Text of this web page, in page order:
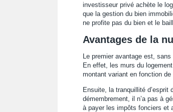
investisseur privé achète le
que la gestion du bien
ne profite pas du bien et le
Avantages de la
Le premier avantage est,
En effet, les murs du
montant variant en fonction de
Ensuite, la tranquillité
démembrement, il n’a pas à
à payer les impôts fonciers et